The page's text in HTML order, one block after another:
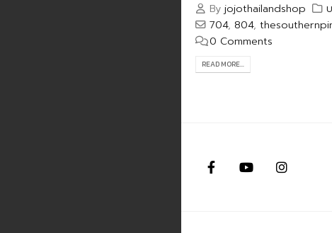
Byjojothailandshop
704, 804,
0 Comments
READ MORE...